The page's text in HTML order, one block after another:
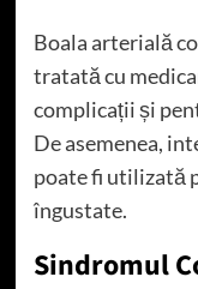
Boala arterială
tratată cu
complicații și
De asemenea,
poate fi utilizată
îngustate.
Sindromul